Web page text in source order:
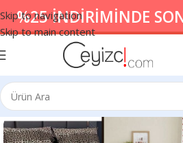
Skip to navigation
Skip to main content
%25 İNDİRİMİNDE